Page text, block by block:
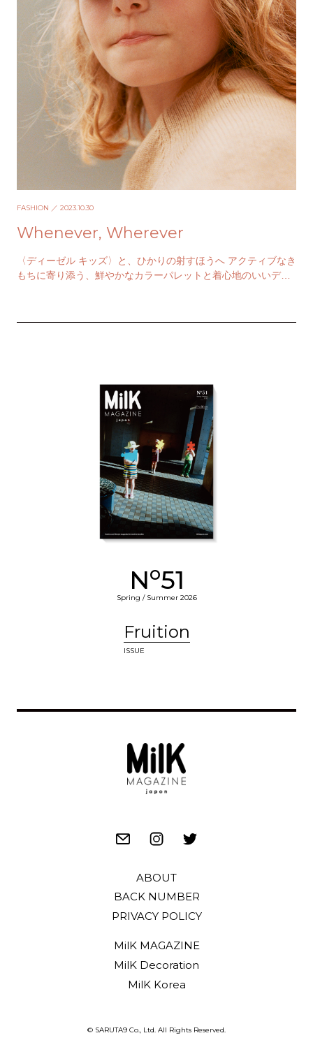
FASHION ／ 2023.10.30
Whenever, Wherever
〈ディーゼル キッズ〉と、ひかりの射すほうへ アクティブなき
もちに寄り添う、鮮やかなカラーパレットと着心地のいいデザ
No51
Spring / Summer 2026
Fruition
ISSUE
ABOUT
BACK NUMBER
PRIVACY POLICY
MilK MAGAZINE
MilK Decoration
MilK Korea
© SARUTA9 Co., Ltd. All Rights Reserved.